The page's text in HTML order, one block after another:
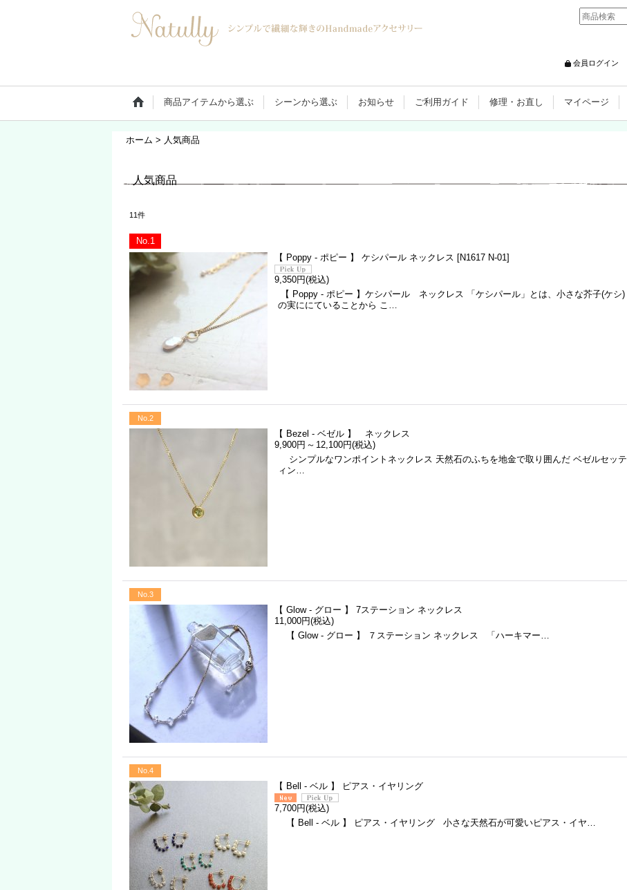
会員ログイン
商品アイテムから選ぶ シーンから選ぶ お知らせ ご利用ガイド 修理・お直し マイページ
ホーム > 人気商品
人気商品
11件
No.1
【 Poppy - ポピー 】 ケシパール ネックレス [N1617 N-01]
9,350円(税込)
【 Poppy ‐ ポピー 】ケシパール ネックレス 「ケシパール」とは、小さな芥子(ケシ)
の実ににていることから こ…
No.2
【 Bezel - ベゼル 】 ネックレス
9,900円 ～ 12,100円(税込)
シンプルなワンポイントネックレス 天然石のふちを地金で取り囲んだ ベゼルセッテ
ィン…
No.3
【 Glow - グロー 】 7ステーション ネックレス
11,000円(税込)
【 Glow - グロー 】 ７ステーション ネックレス 「ハーキマー…
No.4
【 Bell - ベル 】 ピアス・イヤリング
7,700円(税込)
【 Bell - ベル 】 ピアス・イヤリング 小さな天然石が可愛いピアス・イヤ…